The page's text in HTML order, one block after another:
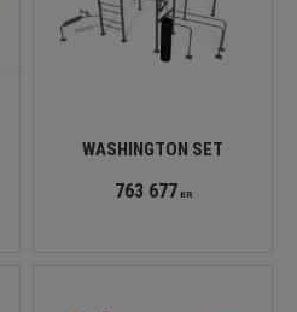
WASHINGTON SET
763 677 KR